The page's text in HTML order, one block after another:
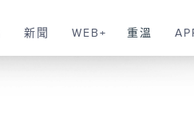
新聞 WEB+ 重溫